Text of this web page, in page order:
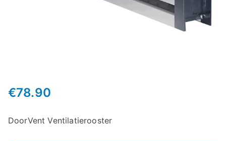
€78.90
DoorVent Ventilatierooster